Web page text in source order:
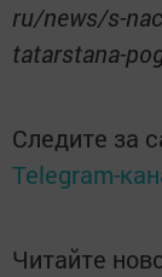
ru/news/s-
tatarstana-
Следите за
Telegram-
Читайте